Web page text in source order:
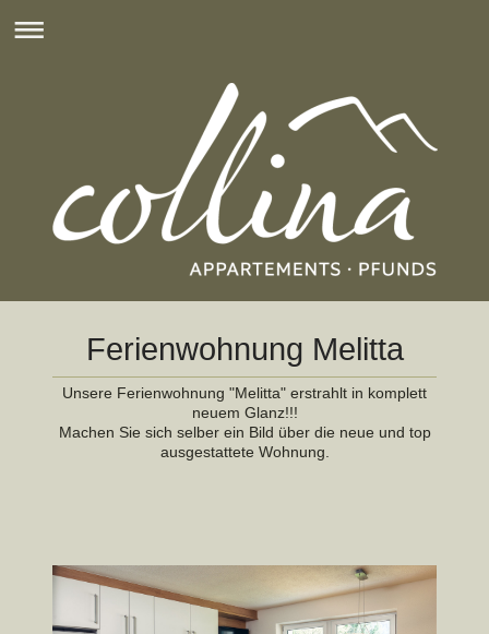
Ferienwohnung Melitta
Unsere Ferienwohnung "Melitta" erstrahlt in komplett
neuem Glanz!!!
Machen Sie sich selber ein Bild über die neue und top
ausgestattete Wohnung.